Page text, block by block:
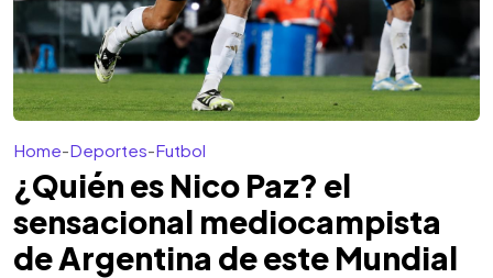
Home-Deportes-Futbol
¿Quién es Nico Paz? el
sensacional mediocampista
de Argentina de este Mundial